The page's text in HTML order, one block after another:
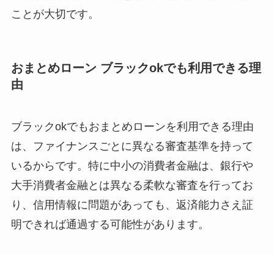
ことが大切です。
おまとめローン ブラックokでも利用できる理
由
ブラックokでもおまとめローンを利用できる理由
は、ファイナンスごとに異なる審査基準を持って
いるからです。特に中小の消費者金融は、銀行や
大手消費者金融とは異なる柔軟な審査を行ってお
り、信用情報に問題があっても、返済能力さえ証
明できれば通過する可能性があります。